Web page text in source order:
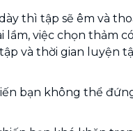
thì tập sẽ êm và
lầm, việc chọn thảm
và thời gian luyện
bạn không thể